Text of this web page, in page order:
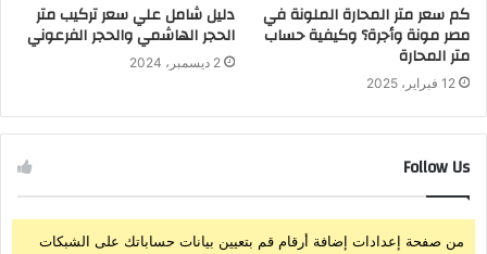
كم سعر متر المحارة الملونة في
مصر مونة وأجرة؟ وكيفية حساب
متر المحارة
12 فبراير، 2025
دليل شامل علي سعر تركيب متر
الحجر الهاشمي والحجر الفرعوني
2 ديسمبر، 2024
Follow Us
من صفحة إعدادات إضافة أرقام قم بتعيين بيانات حساباتك على الشبكات